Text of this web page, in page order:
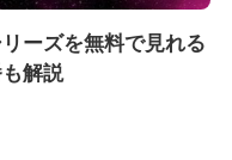
ーズを無料で見れる
解説